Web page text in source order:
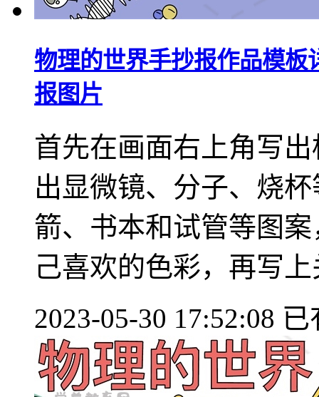
物理的世界手抄报作品模板
报图片
首先在画面右上角写
出显微镜、分子、烧
箭、书本和试管等图
己喜欢的色彩，再写上
2023-05-30 17:52:08 已